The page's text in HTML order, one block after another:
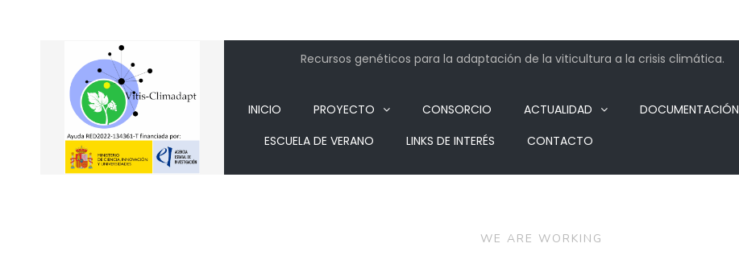
Recursos genéticos para la adaptación de la viticultura a la crisis climática.
INICIO PROYECTO CONSORCIO ACTUALIDAD DOCUMENTACIÓN
ESCUELA DE VERANO
LINKS DE INTERÉS CONTACTO
WE ARE WORKING